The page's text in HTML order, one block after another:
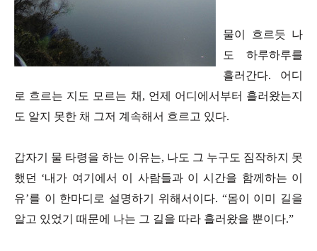
물이 흐르듯 나
도 하루하루를
흘러간다. 어디
로 흐르는 지도 모르는 채, 언제 어디에서부터 흘러왔는지
도 알지 못한 채 그저 계속해서 흐르고 있다.
갑자기 물 타령을 하는 이유는, 나도 그 누구도 짐작하지 못
했던 ‘내가 여기에서 이 사람들과 이 시간을 함께하는 이
유’를 이 한마디로 설명하기 위해서이다. “몸이 이미 길을
알고 있었기 때문에 나는 그 길을 따라 흘러왔을 뿐이다.”